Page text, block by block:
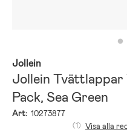
Jollein
Jollein
Pack, Sea Green
Art: 10273877
(1) Visa alla